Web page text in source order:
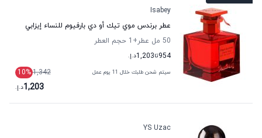
Isabey
عطر برندس موي تيك أو دي بارفيوم للنساء إيزابي
50 مل عطر
+1
حجم العطر
954تا1,203د.إ.
سيتم شحن طلبك خلال 11 يوم عمل 1,342
10%
1,203د.إ.
YS Uzac